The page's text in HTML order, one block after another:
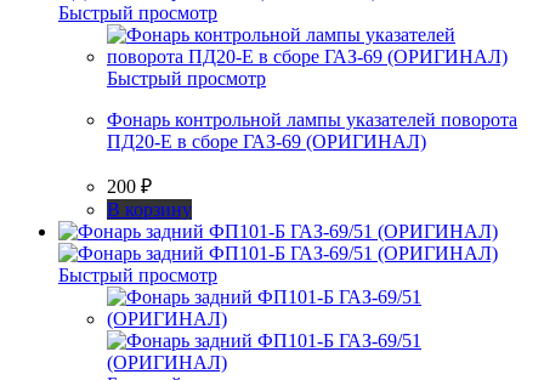
Быстрый просмотр
Быстрый просмотр
Фонарь контрольной лампы указателей поворота
ПД20-Е в сборе ГАЗ-69 (ОРИГИНАЛ)
200 ₽
В корзину
Быстрый просмотр